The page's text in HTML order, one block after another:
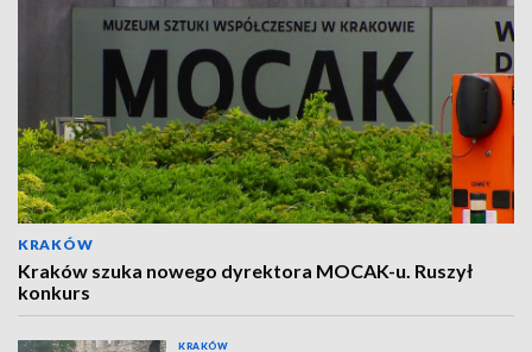
KRAKÓW
Kraków szuka nowego dyrektora MOCAK-u. Ruszył
konkurs
KRAKÓW